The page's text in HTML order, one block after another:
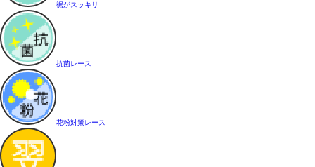
裾がスッキリ
抗菌レース
花粉対策レース